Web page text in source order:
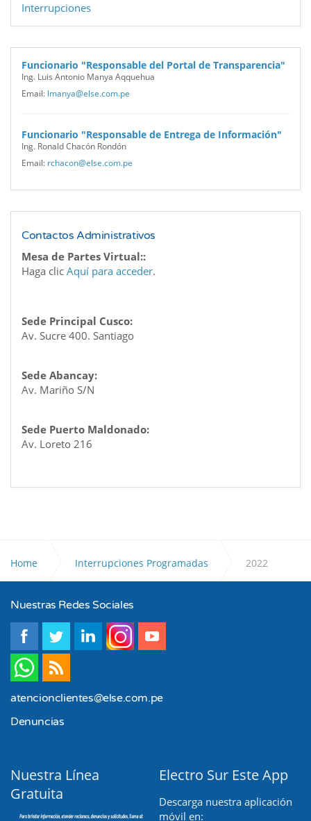
Interrupciones
Funcionario "Responsable del Portal de Transparencia"
Ing. Luis Antonio Manya Aqquehua
Email: lmanya@else.com.pe
Funcionario "Responsable de Entrega de Información"
Ing. Ronald Chacón Rondón
Email: rchacon@else.com.pe
Contactos Administrativos
Mesa de Partes Virtual::
Haga clic Aquí para acceder.
Sede Principal Cusco:
Av. Sucre 400. Santiago
Sede Abancay:
Av. Mariño S/N
Sede Puerto Maldonado:
Av. Loreto 216
Home Interrupciones Programadas 2022
Nuestras Redes Sociales
atencionclientes@else.com.pe
Denuncias
Nuestra Línea
Gratuita
Electro Sur Este App
Descarga nuestra aplicación
móvil en: